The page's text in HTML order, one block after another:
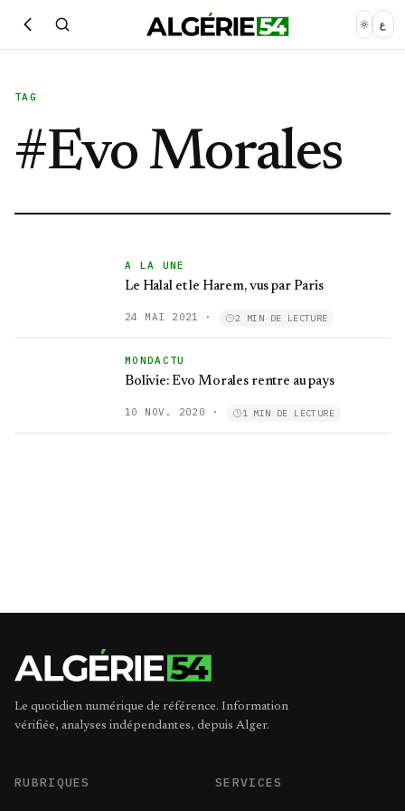
ع
TAG
#Evo Morales
A LA UNE
Le Halal et le Harem, vus par Paris
24 MAI 2021 · 2 MIN DE LECTURE
MONDACTU
Bolivie: Evo Morales rentre au pays
10 NOV. 2020 · 1 MIN DE LECTURE
Le quotidien numérique de référence. Information
vérifiée, analyses indépendantes, depuis Alger.
RUBRIQUES SERVICES